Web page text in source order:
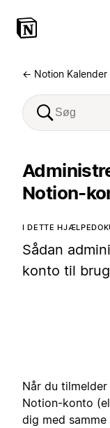
← Notion Kalender
Notion-
I DETTE
Sådan
konto til
Når du
Notion-konto
dig med